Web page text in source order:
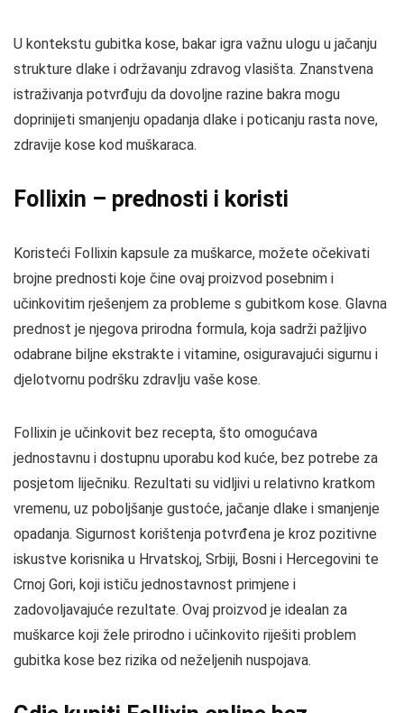
U kontekstu gubitka kose, bakar igra važnu ulogu u jačanju
strukture dlake i održavanju zdravog vlasišta. Znanstvena
istraživanja potvrđuju da dovoljne razine bakra mogu
doprinijeti smanjenju opadanja dlake i poticanju rasta nove,
zdravije kose kod muškaraca.
Follixin – prednosti i koristi
Koristeći Follixin kapsule za muškarce, možete očekivati
brojne prednosti koje čine ovaj proizvod posebnim i
učinkovitim rješenjem za probleme s gubitkom kose. Glavna
prednost je njegova prirodna formula, koja sadrži pažljivo
odabrane biljne ekstrakte i vitamine, osiguravajući sigurnu i
djelotvornu podršku zdravlju vaše kose.
Follixin je učinkovit bez recepta, što omogućava
jednostavnu i dostupnu uporabu kod kuće, bez potrebe za
posjetom liječniku. Rezultati su vidljivi u relativno kratkom
vremenu, uz poboljšanje gustoće, jačanje dlake i smanjenje
opadanja. Sigurnost korištenja potvrđena je kroz pozitivne
iskustve korisnika u Hrvatskoj, Srbiji, Bosni i Hercegovini te
Crnoj Gori, koji ističu jednostavnost primjene i
zadovoljavajuće rezultate. Ovaj proizvod je idealan za
muškarce koji žele prirodno i učinkovito riješiti problem
gubitka kose bez rizika od neželjenih nuspojava.